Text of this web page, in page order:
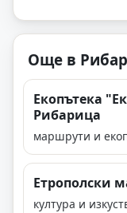
Още в
Екопътека
Рибарица
маршрути и
Етрополски
култура и